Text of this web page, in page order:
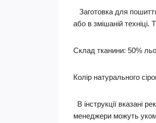
Заготовка для
або в змішаній техніці.
Склад тканини: 50%
Колір натурального
В інструкції вказані
менеджери можуть